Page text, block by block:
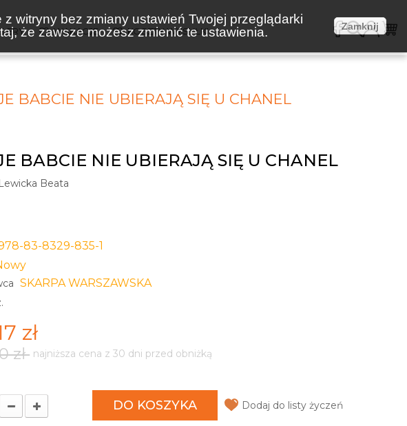
witryny bez zmiany ustawień Twojej przeglądarki
że zawsze możesz zmienić te ustawienia.
Zamknij
WAKACJE KOSZTY WYSYŁKI
BABCIE NIE UBIERAJĄ SIĘ U CHANEL
BABCIE NIE UBIERAJĄ SIĘ U CHANEL
Lewicka Beata
83-8329-835-1
SKARPA WARSZAWSKA
zł
zł najniższa cena z 30 dni przed obniżką
DO KOSZYKA Dodaj do listy życzeń